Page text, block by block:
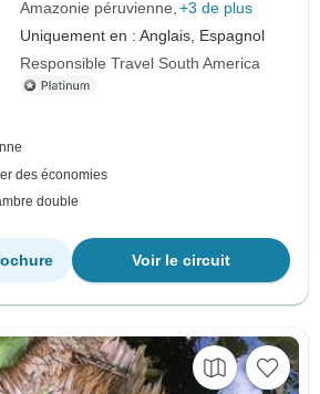
Amazonie péruvienne +3 de plus
Uniquement en : Anglais, Espagnol
Responsible Travel South America
des économies
double
Voir le circuit